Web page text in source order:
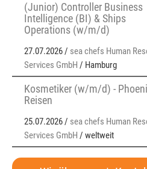
(Junior) Controller Business
Intelligence (BI) & Ships
Operations (w/m/d)
27.07.2026 / sea chefs Human
Services GmbH / Hamburg
Kosmetiker (w/m/d) -
Reisen
25.07.2026 / sea chefs Human
Services GmbH / weltweit